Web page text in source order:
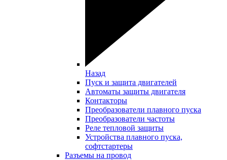
Назад
Пуск и защита двигателей
Автоматы защиты двигателя
Контакторы
Преобразователи плавного пуска
Преобразователи частоты
Реле тепловой защиты
Устройства плавного пуска,
софтстартеры
Разъемы на провод